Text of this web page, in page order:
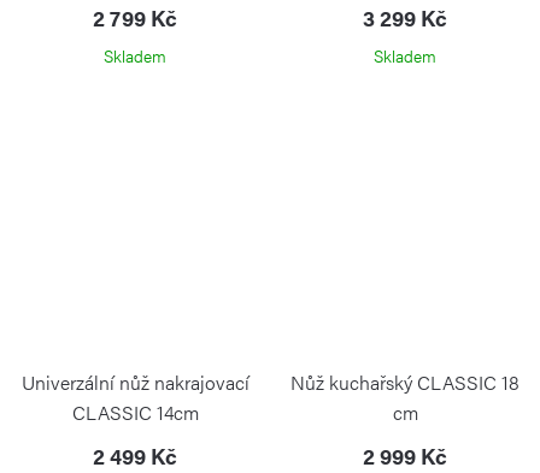
2 799 Kč
Skladem
3 299 Kč
Skladem
Univerzální nůž nakrajovací
CLASSIC 14cm
WÜSTHOF
2 499 Kč
Nůž kuchařský CLASSIC 18
cm
2 999 Kč